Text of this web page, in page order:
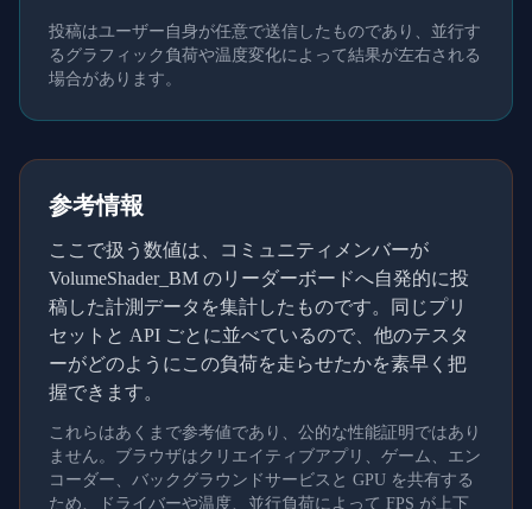
投稿はユーザー自身が任意で送信したものであり、並行す
るグラフィック負荷や温度変化によって結果が左右される
場合があります。
参考情報
ここで扱う数値は、コミュニティメンバーが
VolumeShader_BM のリーダーボードへ自発的に投
稿した計測データを集計したものです。同じプリ
セットと API ごとに並べているので、他のテスタ
ーがどのようにこの負荷を走らせたかを素早く把
握できます。
これらはあくまで参考値であり、公的な性能証明ではあり
ません。ブラウザはクリエイティブアプリ、ゲーム、エン
コーダー、バックグラウンドサービスと GPU を共有する
ため、ドライバーや温度、並行負荷によって FPS が上下